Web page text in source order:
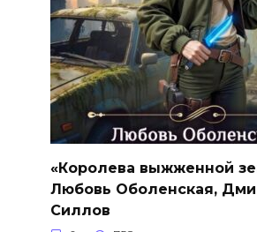
«Королева выжженной
Любовь Оболенская,
Силлов